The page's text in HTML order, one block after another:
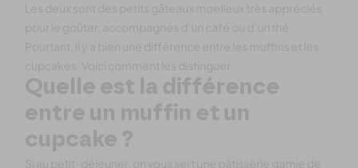
Les deux sont des petits gâteaux moelleux très appréciés
pour le goûter, accompagnés d’un café ou d’un thé.
Pourtant, il y a bien une différence entre les muffins et les
cupcakes. Voici comment les distinguer.
Quelle est la différence
entre un muffin et un
cupcake ?
Si au petit-déjeuner, on vous sert une pâtisserie garnie de